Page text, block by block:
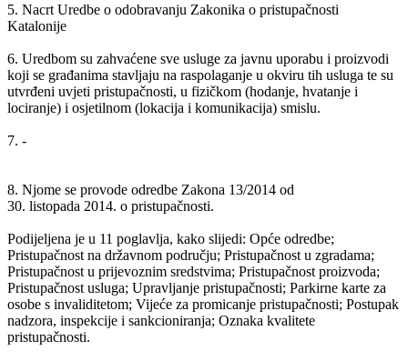
5. Nacrt Uredbe o odobravanju Zakonika o pristupačnosti
Katalonije
6. Uredbom su zahvaćene sve usluge za javnu uporabu i proizvodi
koji se građanima stavljaju na raspolaganje u okviru tih usluga te su
utvrđeni uvjeti pristupačnosti, u fizičkom (hodanje, hvatanje i
lociranje) i osjetilnom (lokacija i komunikacija) smislu.
7. -
8. Njome se provode odredbe Zakona 13/2014 od
30. listopada 2014. o pristupačnosti.
Podijeljena je u 11 poglavlja, kako slijedi: Opće odredbe;
Pristupačnost na državnom području; Pristupačnost u zgradama;
Pristupačnost u prijevoznim sredstvima; Pristupačnost proizvoda;
Pristupačnost usluga; Upravljanje pristupačnosti; Parkirne karte za
osobe s invaliditetom; Vijeće za promicanje pristupačnosti; Postupak
nadzora, inspekcije i sankcioniranja; Oznaka kvalitete
pristupačnosti.